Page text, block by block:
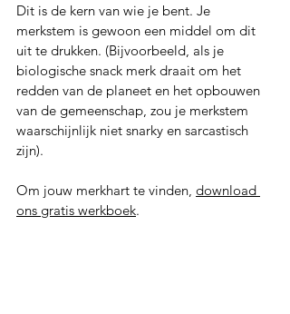
Dit is de kern van wie je bent. Je
merkstem is gewoon een middel om dit
uit te drukken. (Bijvoorbeeld, als je
biologische snack merk draait om het
redden van de planeet en het opbouwen
van de gemeenschap, zou je merkstem
waarschijnlijk niet snarky en sarcastisch
zijn).
Om jouw merkhart te vinden, download
ons gratis werkboek.